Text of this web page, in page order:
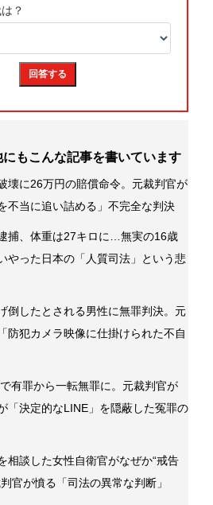
にもこんな記事を書いています
壊に26万円の賠償命令。元裁判官が
不当に追い詰める」不完全な判決
捕、体重は27キロに…無実の16歳
やった日本の「人質司法」という悲
倒したとされる男性に無罪判決。元
防犯カメラ映像に仕掛けられた不自
有罪から一転無罪に。元裁判官が
「決定的なLINE」を隠蔽した冤罪の
相談した女性自衛官がなぜか“戒告
官が憤る「司法の異常な判断」